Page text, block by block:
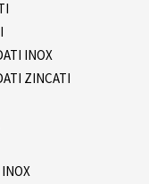
INOX
ZINCATI